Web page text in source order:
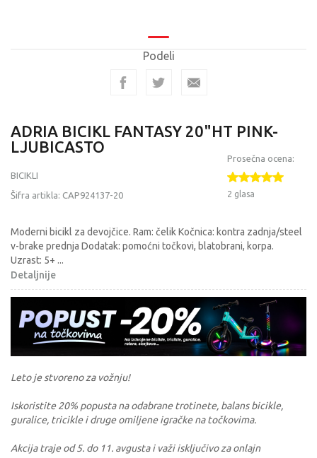
Podeli
ADRIA BICIKL FANTASY 20"HT PINK-
LJUBICASTO
BICIKLI
Šifra artikla: CAP924137-20
Prosečna ocena:
2 glasa
Moderni bicikl za devojčice. Ram: čelik Kočnica: kontra zadnja/steel
v-brake prednja Dodatak: pomoćni točkovi, blatobrani, korpa.
Uzrast: 5+ ...
Detaljnije
Leto je stvoreno za vožnju!
Iskoristite 20% popusta na odabrane trotinete, balans bicikle,
guralice, tricikle i druge omiljene igračke na točkovima.
Akcija traje od 5. do 11. avgusta i važi isključivo za onlajn